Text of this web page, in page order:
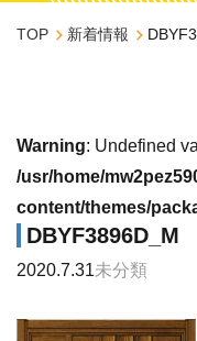
TOP 新着情報
Warning: Undefined
/usr/home/
content/themes/
DBYF3896D_M
2020.7.31未分類